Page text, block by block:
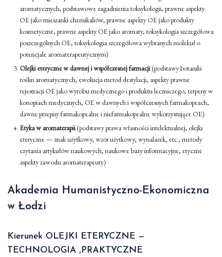
aromatycznych, podstawowe zagadnienia toksykologii, prawne aspekty
OE jako mieszanki chemikaliów, prawne aspekty OE jako produkty
kosmetyczne, prawne aspekty OE jako aromaty, toksykologia szczegółowa
poszczególnych OE, toksykologia szczegółowa wybranych molekuł o
potencjale aromaterapeutycznym)
Olejki eteryczne w dawnej i współczesnej farmacji(podstawy botaniki
roślin aromatycznych, ewolucja metod destylacji, aspekty prawne
rejestracji OE jako wyrobu medycznego i produktu leczniczego, terpeny w
konopiach medycznych, OE w dawnych i współczesnych farmakopeach,
dawne przepisy farmakopealne i niefarmakopealne wykorzystujące OE)
Etyka w aromaterapii(podstawy prawa własności intelektualnej, olejki
eteryczne — znak użytkowy, wzór użytkowy, wynalazek, etc., metody
czytania artykułów naukowych, naukowe bazy informacyjne, etyczne
aspekty zawodu aromaterapeuty)
Akademia Humanistyczno-Ekonomiczna
w Łodzi
Kierunek OLEJKI ETERYCZNE —
TECHNOLOGIA ,PRAKTYCZNE